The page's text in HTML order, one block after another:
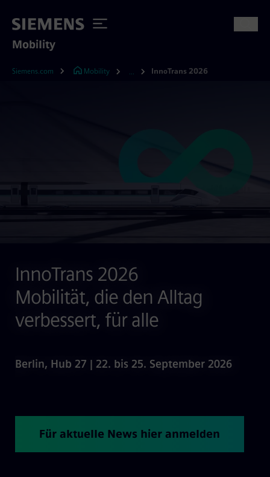
Mobility
Siemens.com Mobility InnoTrans 2026
InnoTrans 2026
Mobilität, die den Alltag
verbessert, für alle
Berlin, Hub 27 | 22. bis 25. September 2026
Für aktuelle News hier anmelden